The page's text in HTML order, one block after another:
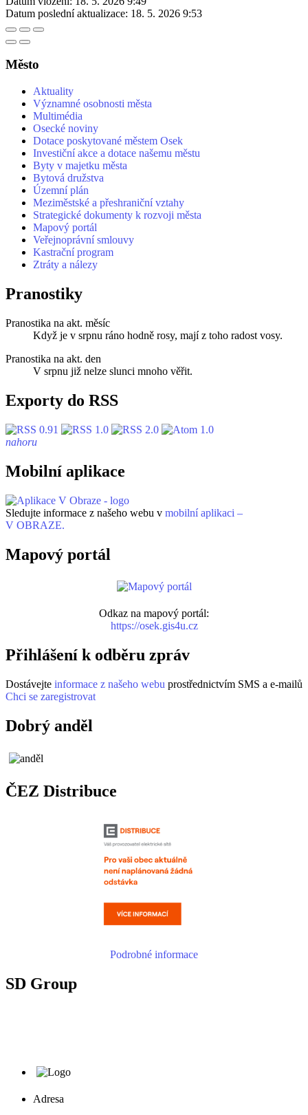
Datum poslední aktualizace: 18. 5. 2026 9:53
Město
Aktuality
Významné osobnosti města
Multimédia
Osecké noviny
Dotace poskytované městem Osek
Investiční akce a dotace našemu městu
Byty v majetku města
Bytová družstva
Územní plán
Meziměstské a přeshraniční vztahy
Strategické dokumenty k rozvoji města
Mapový portál
Veřejnoprávní smlouvy
Kastrační program
Ztráty a nálezy
Pranostiky
Pranostika na akt. měsíc
Když je v srpnu ráno hodně rosy, mají z toho radost vosy.
Pranostika na akt. den
V srpnu již nelze slunci mnoho věřit.
Exporty do RSS
nahoru
Mobilní aplikace
Sledujte informace z našeho webu v mobilní aplikaci –
V OBRAZE.
Mapový portál
Odkaz na mapový portál:
https://osek.gis4u.cz
Přihlášení k odběru zpráv
Dostávejte informace z našeho webu prostřednictvím SMS a e-mailů
Chci se zaregistrovat
Dobrý anděl
ČEZ Distribuce
Podrobné informace
SD Group
Adresa